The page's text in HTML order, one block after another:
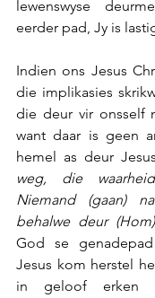
lewenswyse
eerder pad, Jy is
Indien ons Jesus
die implikasies
die deur vir onsself
want daar is geen
hemel as deur
weg, die
Niemand (gaan)
behalwe deur
God se
Jesus kom herstel
in geloof erken